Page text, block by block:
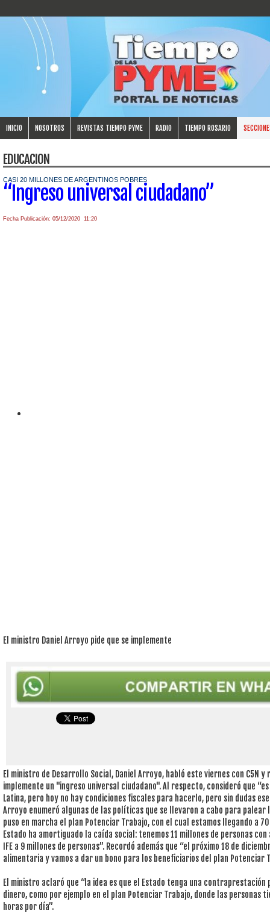
INICIO NOSOTROS REVISTAS TIEMPO PYME RADIO TIEMPO ROSARIO
EDUCACION
CASI 20 MILLONES DE ARGENTINOS POBRES
“Ingreso universal ciudadano”
Fecha Publicación: 05/12/2020 11:20
El ministro Daniel Arroyo pide que se implemente
El ministro de Desarrollo Social, Daniel Arroyo, habló este viernes con C5N y
implemente un "ingreso universal ciudadano". Al respecto, consideró que
Latina, pero hoy no hay condiciones fiscales para hacerlo, pero sin dudas ese
Arroyo enumeró algunas de las políticas que se llevaron a cabo para palear
puso en marcha el plan Potenciar Trabajo, con el cual estamos llegando a
Estado ha amortiguado la caída social: tenemos 11 millones de personas
IFE a 9 millones de personas”. Recordó además que “el próximo 18 de
alimentaria y vamos a dar un bono para los beneficiarios del plan Potenciar
El ministro aclaró que “la idea es que el Estado tenga una
dinero, como por ejemplo en el plan Potenciar Trabajo, donde las personas
horas por día”.